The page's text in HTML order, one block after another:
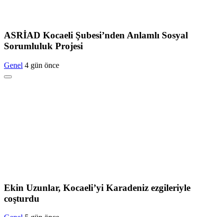
ASRİAD Kocaeli Şubesi’nden Anlamlı Sosyal
Sorumluluk Projesi
Genel 4 gün önce
Ekin Uzunlar, Kocaeli’yi Karadeniz ezgileriyle
coşturdu